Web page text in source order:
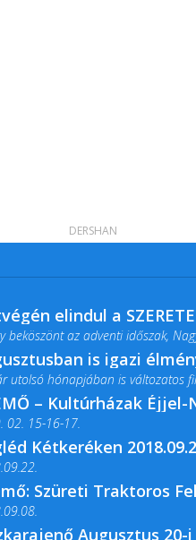
elindul a
beköszönt az adventi időszak,
is igazi
utolsó hónapjában is változatos
– Kultúrházak Éjjel-
02. 15-16-17.
és tartalmas programokkal várja a
Kétkeréken
Szüreti Traktoros
Augusztus
DERSHAN